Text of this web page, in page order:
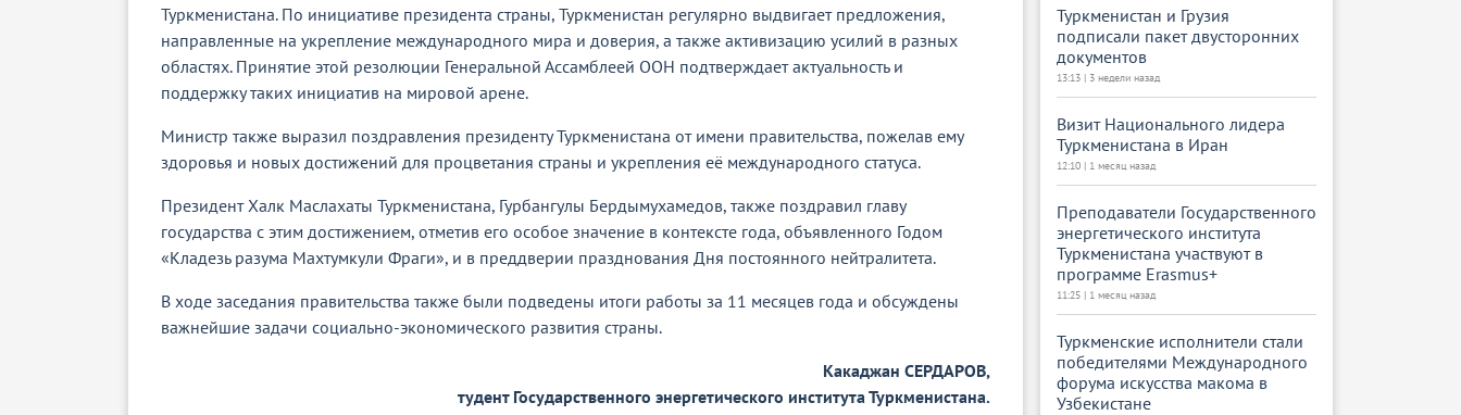
Туркменистана. По инициативе президента страны, Туркменистан регулярно выдвигает предложения,
направленные на укрепление международного мира и доверия, а также активизацию усилий в разных
областях. Принятие этой резолюции Генеральной Ассамблеей ООН подтверждает актуальность и
поддержку таких инициатив на мировой арене.
Министр также выразил поздравления президенту Туркменистана от имени правительства, пожелав ему
здоровья и новых достижений для процветания страны и укрепления её международного статуса.
Президент Халк Маслахаты Туркменистана, Гурбангулы Бердымухамедов, также поздравил главу
государства с этим достижением, отметив его особое значение в контексте года, объявленного Годом
«Кладезь разума Махтумкули Фраги», и в преддверии празднования Дня постоянного нейтралитета.
В ходе заседания правительства также были подведены итоги работы за 11 месяцев года и обсуждены
важнейшие задачи социально-экономического развития страны.
Какаджан СЕРДАРОВ,
тудент Государственного энергетического института Туркменистана.
Туркменистан и Грузия
подписали пакет двусторонних
документов
13:13 | 3 недели назад
Визит Национального лидера
Туркменистана в Иран
12:10 | 1 месяц назад
Преподаватели Государственного
энергетического института
Туркменистана участвуют в
программе Erasmus+
11:25 | 1 месяц назад
Туркменские исполнители стали
победителями Международного
форума искусства макома в
Узбекистане